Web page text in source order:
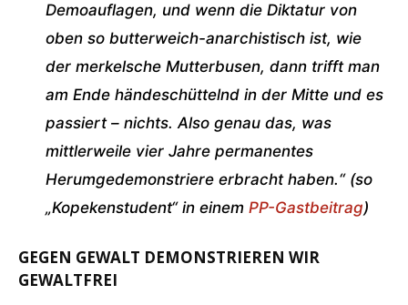
Demoauflagen, und wenn die Diktatur von
oben so butterweich-anarchistisch ist, wie
der merkelsche Mutterbusen, dann trifft man
am Ende händeschüttelnd in der Mitte und es
passiert – nichts. Also genau das, was
mittlerweile vier Jahre permanentes
Herumgedemonstriere erbracht haben.“ (so
„Kopekenstudent“ in einem PP-Gastbeitrag)
GEGEN GEWALT DEMONSTRIEREN WIR
GEWALTFREI